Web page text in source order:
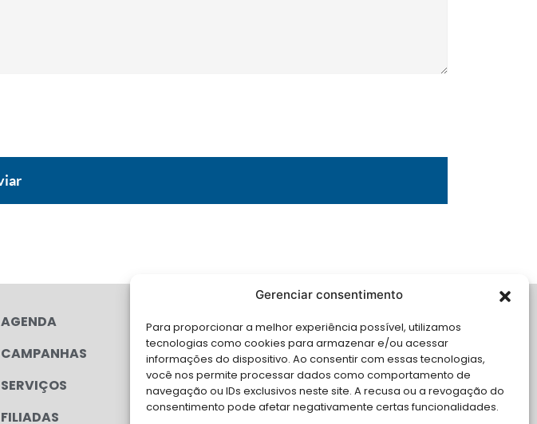
Gerenciar consentimento
Para proporcionar a melhor experiência possível, utilizamos
tecnologias como cookies para armazenar e/ou acessar
informações do dispositivo. Ao consentir com essas tecnologias,
você nos permite processar dados como comportamento de
navegação ou IDs exclusivos neste site. A recusa ou a revogação do
consentimento pode afetar negativamente certas funcionalidades.
AGENDA
CAMPANHAS
SERVIÇOS
FILIADAS
FALE CONOSCO
Solicite Apoio Institucional da AMB
para o seu evento